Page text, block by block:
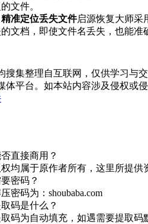
文件。
准定位丢失文件启源恢复大师采
文档，即使文件名丢失，也能准
搜集整理自互联网，仅供学习与
体平台。如本站内容涉及侵权或
直接商用？
均属于原作者所有，这里所提
密码？
密码为：shoubaba.com
码是什么？
码为自动填充，如遇需要提取码